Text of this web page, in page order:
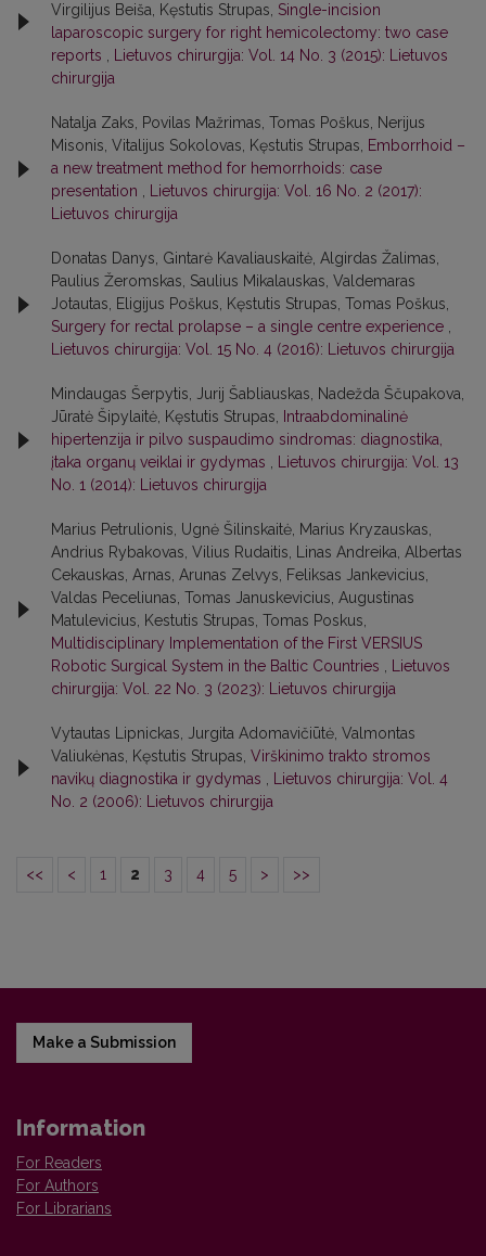
Virgilijus Beiša, Kęstutis Strupas, Single-incision
laparoscopic surgery for right hemicolectomy: two case
reports
Lietuvos chirurgija: Vol. 14 No. 3 (2015): Lietuvos
chirurgija
Natalja Zaks, Povilas Mažrimas, Tomas Poškus, Nerijus
Misonis, Vitalijus Sokolovas, Kęstutis Strupas,
Emborrhoid –
a new treatment method for hemorrhoids: case
presentation
Lietuvos chirurgija: Vol. 16 No. 2 (2017):
Lietuvos chirurgija
Donatas Danys, Gintarė Kavaliauskaitė, Algirdas Žalimas,
Paulius Žeromskas, Saulius Mikalauskas, Valdemaras
Jotautas, Eligijus Poškus, Kęstutis Strupas, Tomas Poškus,
Surgery for rectal prolapse – a single centre experience
Lietuvos chirurgija: Vol. 15 No. 4 (2016): Lietuvos chirurgija
Mindaugas Šerpytis, Jurij Šabliauskas, Nadežda Ščupakova,
Jūratė Šipylaitė, Kęstutis Strupas,
Intraabdominalinė
hipertenzija ir pilvo suspaudimo sindromas: diagnostika,
įtaka organų veiklai ir gydymas
Lietuvos chirurgija: Vol. 13
No. 1 (2014): Lietuvos chirurgija
Marius Petrulionis, Ugnė Šilinskaitė, Marius Kryzauskas,
Andrius Rybakovas, Vilius Rudaitis, Linas Andreika, Albertas
Cekauskas, Arnas, Arunas Zelvys, Feliksas Jankevicius,
Valdas Peceliunas, Tomas Januskevicius, Augustinas
Matulevicius, Kestutis Strupas, Tomas Poskus,
Multidisciplinary Implementation of the First VERSIUS
Robotic Surgical System in the Baltic Countries
Lietuvos
chirurgija: Vol. 22 No. 3 (2023): Lietuvos chirurgija
Vytautas Lipnickas, Jurgita Adomavičiūtė, Valmontas
Valiukėnas, Kęstutis Strupas, Virškinimo trakto stromos
navikų diagnostika ir gydymas
Lietuvos chirurgija: Vol. 4
No. 2 (2006): Lietuvos chirurgija
<< < 1 2 3 4 5 > >>
Make a Submission
Information
For Readers
For Authors
For Librarians